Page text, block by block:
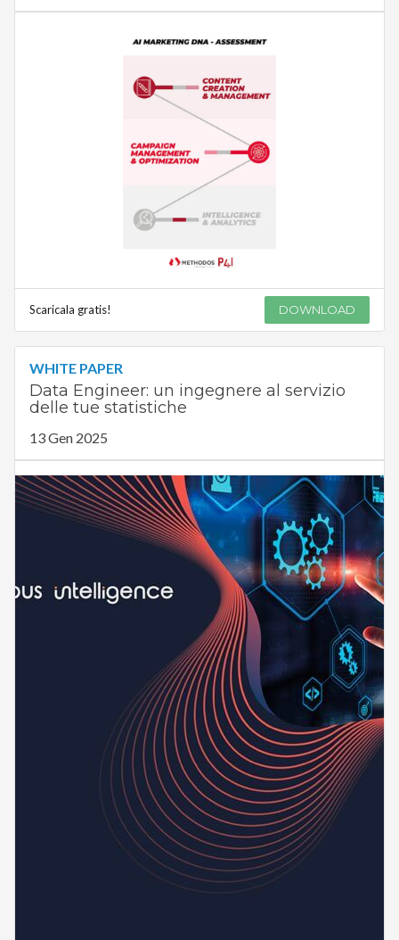
Scaricala gratis! DOWNLOAD
WHITE PAPER
Data Engineer: un ingegnere al servizio
delle tue statistiche
13 Gen 2025